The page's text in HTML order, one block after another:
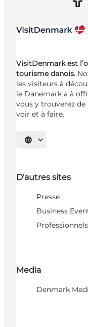
VisitDenmark est
tourisme danois.
les visiteurs à
le Danemark a à
vous y trouverez de
voir et à faire.
Choisissez la langue
D'autres sites
Presse
Business
Professionnels
Media
Denmark